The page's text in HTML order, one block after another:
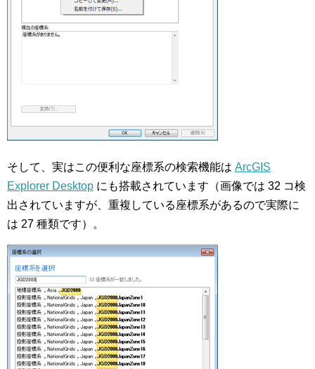
そして、実はこの便利な座標系の検索機能は ArcGIS
Explorer Desktop にも搭載されています（画像では 32 コ検
出されていますが、重複している座標系があるので実際に
は 27 種類です）。